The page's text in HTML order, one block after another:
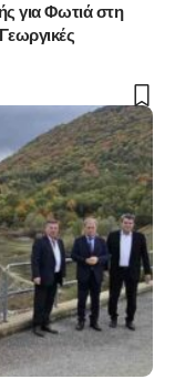
για Φωτιά στη